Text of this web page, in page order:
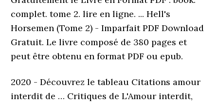
complet. tome 2. lire en ligne. ... Hell's
Horsemen (Tome 2) - Imparfait PDF Download
Gratuit. Le livre composé de 380 pages et
peut être obtenu en format PDF ou epub.
2020 - Découvrez le tableau Citations amour
interdit de … Critiques de L'Amour interdit,